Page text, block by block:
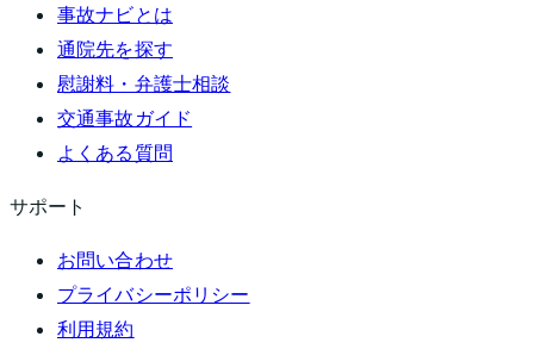
事故ナビとは
通院先を探す
慰謝料・弁護士相談
交通事故ガイド
よくある質問
サポート
お問い合わせ
プライバシーポリシー
利用規約